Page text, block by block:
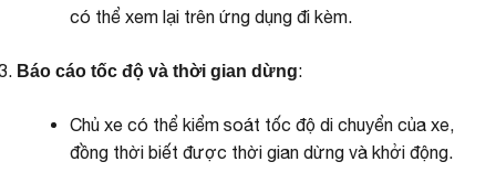
có thể xem lại trên ứng dụng đi kèm.
Báo cáo tốc độ và thời gian dừng:
Chủ xe có thể kiểm soát tốc độ di chuyển của xe,
đồng thời biết được thời gian dừng và khởi động.